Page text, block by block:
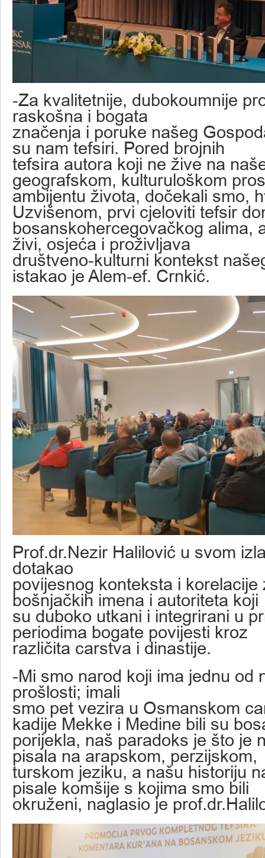
-Za kvalitetnije, dubokoumnije
raskošna i bogata
značenja i poruke našeg
su nam tefsiri. Pored brojnih
tefsira autora koji ne žive na
geografskom, kulturuloškom
ambijentu života, dočekali smo,
Uzvišenom, prvi cjeloviti tefsir
bosanskohercegovačkog alima,
živi, osjeća i proživljava
društveno-kulturni kontekst
istakao je Alem-ef. Crnkić.
Prof.dr.Nezir Halilović u svom
dotakao
povijesnog konteksta i korelacije
bošnjačkih imena i autoriteta koji
su duboko utkani i integrirani u
periodima bogate povijesti kroz
različita carstva i dinastije.
-Mi smo narod koji ima jednu od
prošlosti; imali
smo pet vezira u Osmanskom
kadije Mekke i Medine bili su
porijekla, naš paradoks je što je
pisala na arapskom, perzijskom,
turskom jeziku, a našu historiju
pisale komšije s kojima smo bili
okruženi, naglasio je